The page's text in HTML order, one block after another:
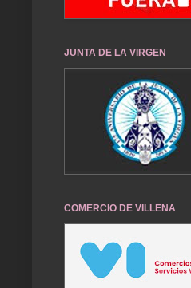
JUNTA DE LA VIRGEN
COMERCIO DE VILLENA